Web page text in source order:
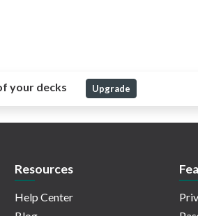
your decks Upgrade
Resources
Help Center